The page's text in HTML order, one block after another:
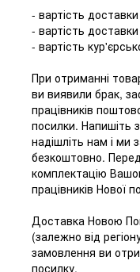
- вартість
- вартість
- вартість
При отриманні
ви виявили брак,
працівників
посилки. Напишіть
надішліть нам і ми
безкоштовно.
комплектацію
працівників Нової
Доставка Новою
(залежно від
замовлення ви
посилку.